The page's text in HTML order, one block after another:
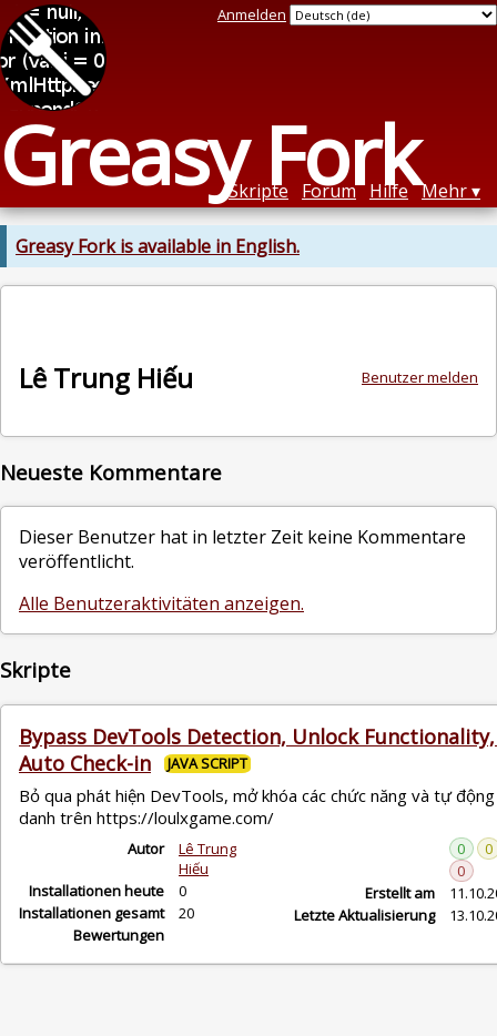
Greasy Fork
Anmelden
Skripte Forum Hilfe Mehr
Greasy Fork is available in English.
Benutzer melden
Lê Trung Hiếu
Neueste Kommentare
Dieser Benutzer hat in letzter Zeit keine Kommentare
veröffentlicht.
Alle Benutzeraktivitäten anzeigen.
Skripte
Bypass DevTools Detection, Unlock
Auto Check-in
JAVA SCRIPT
Bỏ qua phát hiện DevTools, mở khóa các chức năng và tự
danh trên https://loulxgame.com/
Autor
Lê Trung
Hiếu
Installationen heute
0
Installationen gesamt
20
Bewertungen
0
0
0
Erstellt am
Letzte Aktualisierung